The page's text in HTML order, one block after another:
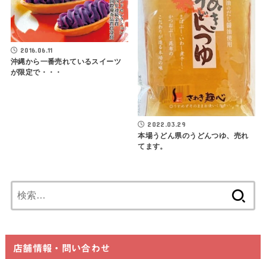
2016.06.11
沖縄から一番売れているスイーツ
が限定で・・・
2022.03.29
本場うどん県のうどんつゆ、売れ
てます。
索:
店舗情報・問い合わせ